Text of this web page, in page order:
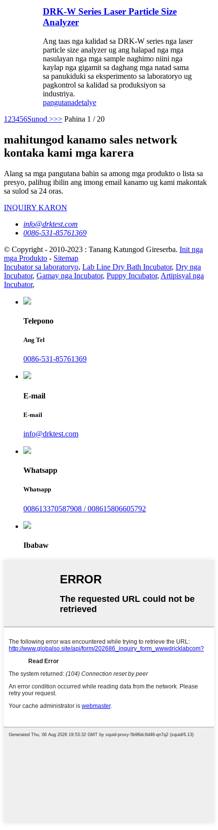
DRK-W Series Laser Particle Size
Analyzer
Ang taas nga kalidad sa DRK-W series nga laser
particle size analyzer ug ang halapad nga mga
nasulayan nga mga sample naghimo niini nga
kaylap nga gigamit sa daghang mga natad sama
sa panukiduki sa eksperimento sa laboratoryo ug
pagkontrol sa kalidad sa produksiyon sa
industriya.
pangutanadetalye
1 23456Sunod >>> Pahina 1 / 20
mahitungod kanamo sales network
kontaka kami mga karera
Alang sa mga pangutana bahin sa among mga produkto o lista sa
presyo, palihug ibilin ang imong email kanamo ug kami makontak
sa sulod sa 24 oras.
INQUIRY KARON
info@drktest.com
0086-531-85761369
© Copyright - 2010-2023 : Tanang Katungod Gireserba. Init nga
mga Produkto - Sitemap
Incubator sa laboratoryo, Lab Line Dry Bath Incubator, Dry nga
Incubator, Gamay nga Incubator, Puppy Incubator, Artipisyal nga
Incubator,
Telepono
Ang Tel
0086-531-85761369
E-mail
E-mail
info@drktest.com
Whatsapp
Whatsapp
008613370587908 / 008615806605792
Ibabaw